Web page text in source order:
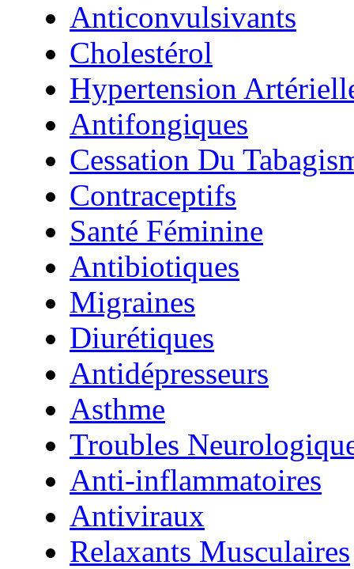
Anticonvulsivants
Cholestérol
Hypertension
Antifongiques
Cessation Du
Contraceptifs
Santé Féminine
Antibiotiques
Migraines
Diurétiques
Antidépresseurs
Asthme
Troubles
Anti-inflammatoires
Antiviraux
Relaxants Musculaires